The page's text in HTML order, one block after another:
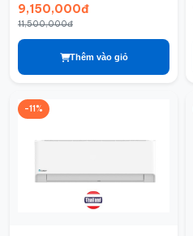
9,150,000đ
11,500,000đ
Thêm vào giỏ
-11%